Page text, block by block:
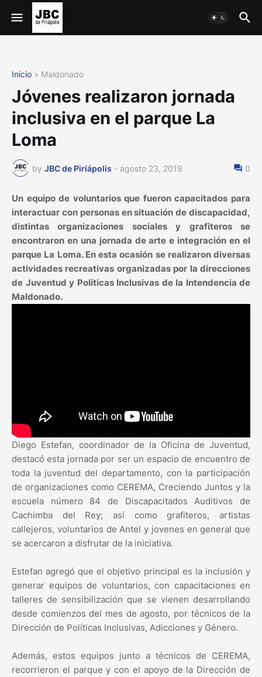
Inicio Maldonado
Jóvenes realizaron jornada
inclusiva en el parque La
Loma
by JBC de Piriápolis - agosto 23, 2019 0
Un equipo de voluntarios que fueron capacitados para
interactuar con personas en situación de discapacidad,
distintas organizaciones sociales y grafiteros se
encontraron en una jornada de arte e integración en el
parque La Loma. En esta ocasión se realizaron diversas
actividades recreativas organizadas por la direcciones
de Juventud y Políticas Inclusivas de la Intendencia de
Maldonado.
Diego Estefan, coordinador de la Oficina de Juventud,
destacó esta jornada por ser un espacio de encuentro de
toda la juventud del departamento, con la participación
de organizaciones como CEREMA, Creciendo Juntos y la
escuela número 84 de Discapacitados Auditivos de
Cachimba del Rey; así como grafiteros, artistas
callejeros, voluntarios de Antel y jovenes en general que
se acercaron a disfrutar de la iniciativa.
Estefan agregó que el objetivo principal es la inclusión y
generar equipos de voluntarios, con capacitaciones en
talleres de sensibilización que se vienen desarrollando
desde comienzos del mes de agosto, por técnicos de la
Dirección de Políticas Inclusivas, Adicciones y Género.
Además, estos equipos junto a técnicos de CEREMA,
recorrieron el parque y con el apoyo de la Dirección de